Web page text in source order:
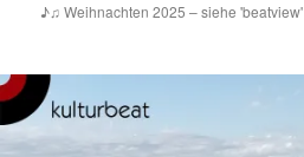
springen
♪♫ Weihnachten 2025 – siehe